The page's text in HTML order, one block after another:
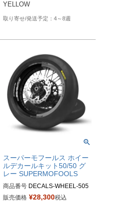
4～8週
スーパーモフールス ホイー
ルデカールキット50/50 グ
レー SUPERMOFOOLS
商品番号 DECALS-WHEEL-505
0-GB
販売価格 ¥28,300税込